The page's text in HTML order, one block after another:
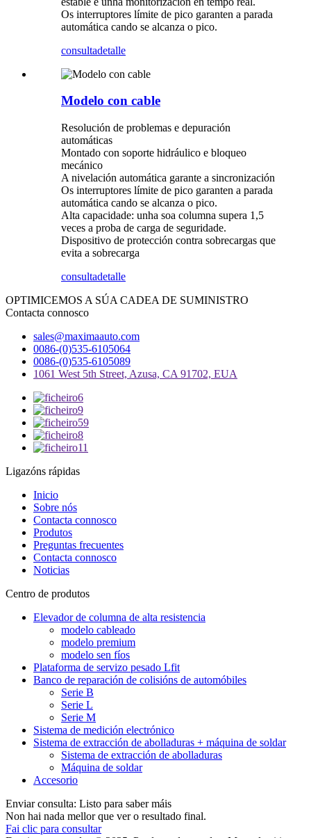
Os interruptores límite de pico garanten a parada
automática cando se alcanza o pico.
consultadetalle
Modelo con cable
Resolución de problemas e depuración
automáticas
Montado con soporte hidráulico e bloqueo
mecánico
A nivelación automática garante a sincronización
Os interruptores límite de pico garanten a parada
automática cando se alcanza o pico.
Alta capacidade: unha soa columna supera 1,5
veces a proba de carga de seguridade.
Dispositivo de protección contra sobrecargas que
evita a sobrecarga
consultadetalle
OPTIMICEMOS A SÚA CADEA DE SUMINISTRO
Contacta connosco
sales@maximaauto.com
0086-(0)535-6105064
0086-(0)535-6105089
1061 West 5th Street, Azusa, CA 91702, EUA
Ligazóns rápidas
Inicio
Sobre nós
Contacta connosco
Produtos
Preguntas frecuentes
Contacta connosco
Noticias
Centro de produtos
Elevador de columna de alta resistencia
modelo cableado
modelo premium
modelo sen fíos
Plataforma de servizo pesado Lfit
Banco de reparación de colisións de automóbiles
Serie B
Serie L
Serie M
Sistema de medición electrónico
Sistema de extracción de abolladuras + máquina de soldar
Sistema de extracción de abolladuras
Máquina de soldar
Accesorio
Enviar consulta: Listo para saber máis
Non hai nada mellor que ver o resultado final.
Fai clic para consultar